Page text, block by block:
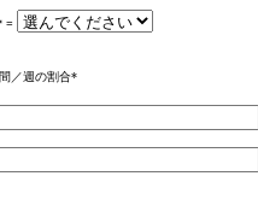
=
／週の割合*